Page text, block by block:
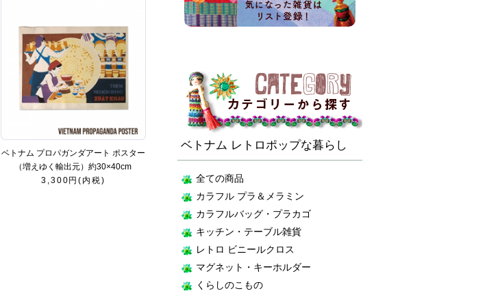
ベトナム プロパガンダアート ポスター
（増えゆく輸出元）約30×40cm
3,300円(内税)
ベトナム レトロポップな暮らし
全ての商品
カラフル プラ＆メラミン
カラフルバッグ・プラカゴ
キッチン・テーブル雑貨
レトロ ビニールクロス
マグネット・キーホルダー
くらしのこもの